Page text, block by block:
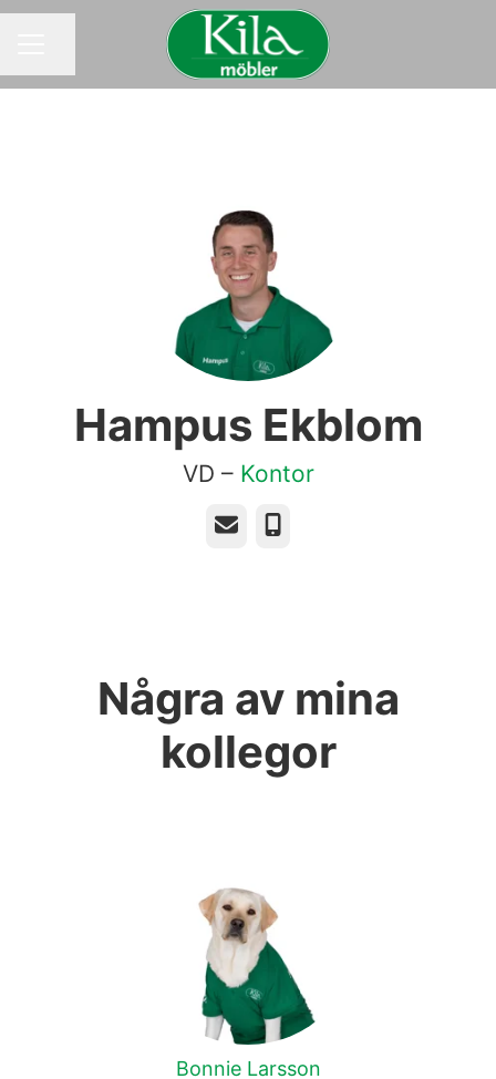
Hampus Ekblom
VD – Kontor
E-postTelefon
Några av mina
kollegor
Bonnie Larsson